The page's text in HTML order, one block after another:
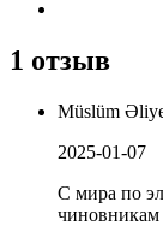
1 отзыв
Müslüm
2025-01-07
С мира по
чиновникам